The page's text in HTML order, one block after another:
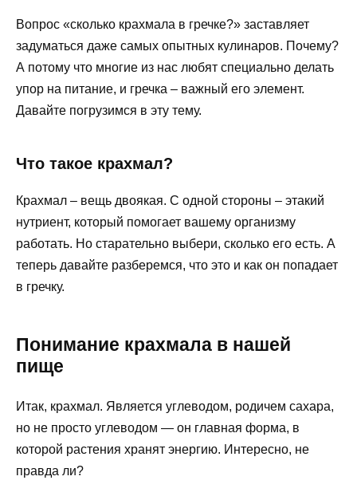
Вопрос «сколько крахмала в гречке?» заставляет
задуматься даже самых опытных кулинаров. Почему?
А потому что многие из нас любят специально делать
упор на питание, и гречка – важный его элемент.
Давайте погрузимся в эту тему.
Что такое крахмал?
Крахмал – вещь двоякая. С одной стороны – этакий
нутриент, который помогает вашему организму
работать. Но старательно выбери, сколько его есть. А
теперь давайте разберемся, что это и как он попадает
в гречку.
Понимание крахмала в нашей
пище
Итак, крахмал. Является углеводом, родичем сахара,
но не просто углеводом — он главная форма, в
которой растения хранят энергию. Интересно, не
правда ли?